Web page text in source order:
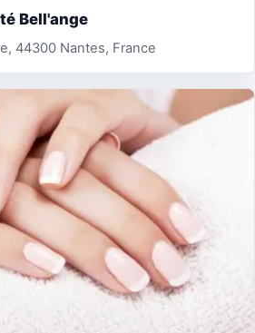
Bell'ange
44300 Nantes, France